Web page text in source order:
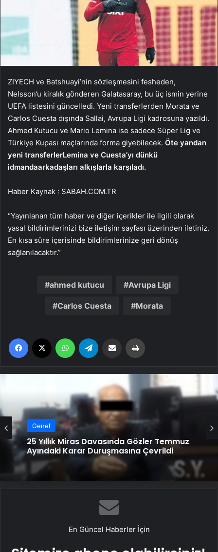
ZIYECH ve Batshuayi’nin sözleşmesini fesheden,
Nelsson’u kiralık gönderen Galatasaray, bu üç ismin yerine
UEFA listesini güncelledi. Yeni transferlerden Morata ve
Carlos Cuesta dışında Sallai, Avrupa Ligi kadrosuna yazıldı.
Ahmed Kutucu ve Mario Lemina ise sadece Süper Lig ve
Türkiye Kupası maçlarında forma giyebilecek. Öte yandan
yeni transferlerLemina ve Cuesta’yı dünkü
idmandaarkadaşları alkışlarla karşıladı.
Haber Kaynak : SABAH.COM.TR
“Yayınlanan tüm haber ve diğer içerikler ile ilgili olarak
yasal bildirimlerinizi bize iletişim sayfası üzerinden iletiniz.
En kısa süre içerisinde bildirimlerinize geri dönüş
sağlanılacaktır.”
ahmed kutucu Avrupa Ligi
Carlos Cuesta Morata
Facebook WhatsApp Email'den paylaş
Genel
25 Yıllık Miras Davasında Gözler Temmuz
Ayındaki Karar Duruşmasına Çevrildi
En Güncel Haberler İçin